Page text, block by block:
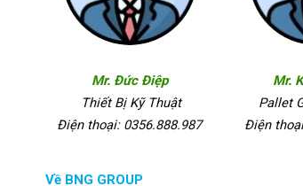
Mr. Đức Điệp
Thiết Bị Kỹ Thuật
Điện thoại: 0356.888.987
Mr.
Pallet
Điện
Về BNG GROUP